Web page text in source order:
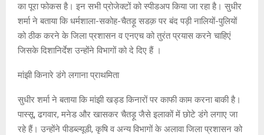
का पूरा फोकस है। इन सभी प्रोजेक्टों को स्पीडअप किया जा रहा है। सुधीर
शर्मा ने बताया कि धर्मशाला-सकोह-चैतड़ू सडक़ पर बंद पड़ी नालियों-पुलियों
को ठीक करने के जिला प्रशासन व एनएच को तुरंत प्रयास करने चाहिएं
जिसके दिशानिर्देश उन्होंने विभागों को दे दिए हैं ।
मांझी किनारे डंगे लगाना प्राथमिता
सुधीर शर्मा ने बताया कि मांझी खड्ड किनारों पर काफी काम करना बाकी है।
पास्सू, ढगवार, मनेड और खासकर चैतड़ू जैसे इलाकों में छोटे डंगे लगाए जा
रहे हैं। उन्होंने पीडब्ल्यूडी, कृषि व अन्य विभागों के अलावा जिला प्रशासन को